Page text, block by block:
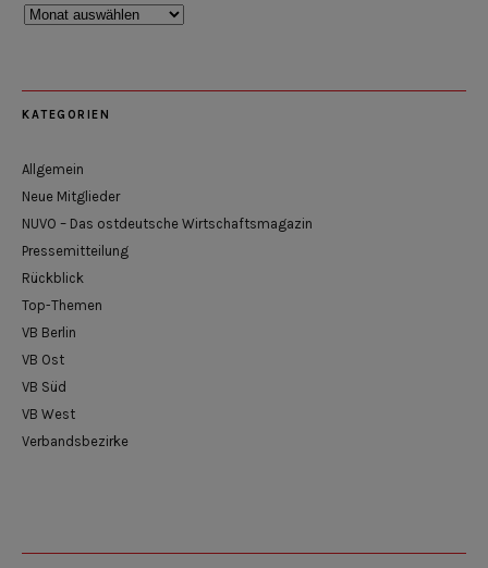
Rückblick
KATEGORIEN
Allgemein
Neue Mitglieder
NUVO – Das ostdeutsche Wirtschaftsmagazin
Pressemitteilung
Rückblick
Top-Themen
VB Berlin
VB Ost
VB Süd
VB West
Verbandsbezirke